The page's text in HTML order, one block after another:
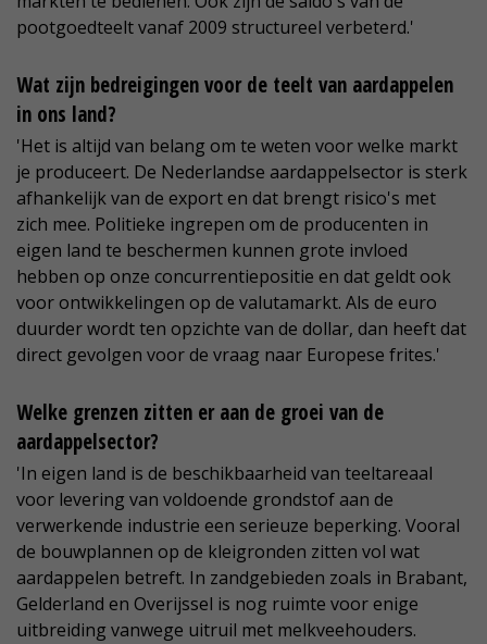
pootgoedteelt vanaf 2009 structureel verbeterd.'
Wat zijn bedreigingen voor de teelt van aardappelen
in ons land?
'Het is altijd van belang om te weten voor welke markt
je produceert. De Nederlandse aardappelsector is sterk
afhankelijk van de export en dat brengt risico's met
zich mee. Politieke ingrepen om de producenten in
eigen land te beschermen kunnen grote invloed
hebben op onze concurrentiepositie en dat geldt ook
voor ontwikkelingen op de valutamarkt. Als de euro
duurder wordt ten opzichte van de dollar, dan heeft dat
direct gevolgen voor de vraag naar Europese frites.'
Welke grenzen zitten er aan de groei van de
aardappelsector?
'In eigen land is de beschikbaarheid van teeltareaal
voor levering van voldoende grondstof aan de
verwerkende industrie een serieuze beperking. Vooral
de bouwplannen op de kleigronden zitten vol wat
aardappelen betreft. In zandgebieden zoals in Brabant,
Gelderland en Overijssel is nog ruimte voor enige
uitbreiding vanwege uitruil met melkveehouders.